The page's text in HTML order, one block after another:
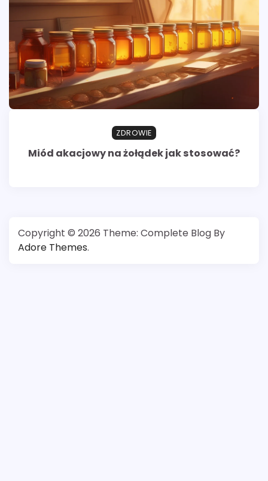
ZDROWIE
Miód akacjowy na żołądek jak stosować?
Copyright © 2026 Theme: Complete Blog By
Adore Themes.